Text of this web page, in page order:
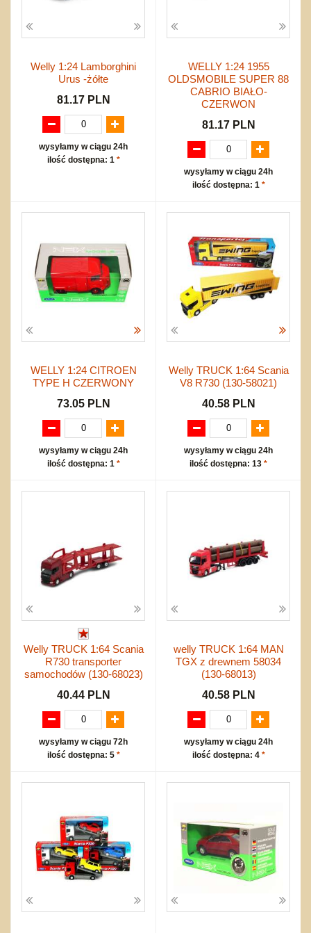
Welly 1:24 Lamborghini
Urus -żółte
81.17 PLN
wysyłamy w ciągu 24h
ilość dostępna: 1 *
WELLY 1:24 1955
OLDSMOBILE SUPER 88
CABRIO BIAŁO-
CZERWON
81.17 PLN
wysyłamy w ciągu 24h
ilość dostępna: 1 *
WELLY 1:24 CITROEN
TYPE H CZERWONY
73.05 PLN
wysyłamy w ciągu 24h
ilość dostępna: 1 *
Welly TRUCK 1:64 Scania
V8 R730 (130-58021)
40.58 PLN
wysyłamy w ciągu 24h
ilość dostępna: 13 *
Welly TRUCK 1:64 Scania
R730 transporter
samochodów (130-68023)
40.44 PLN
wysyłamy w ciągu 72h
ilość dostępna: 5 *
welly TRUCK 1:64 MAN
TGX z drewnem 58034
(130-68013)
40.58 PLN
wysyłamy w ciągu 24h
ilość dostępna: 4 *